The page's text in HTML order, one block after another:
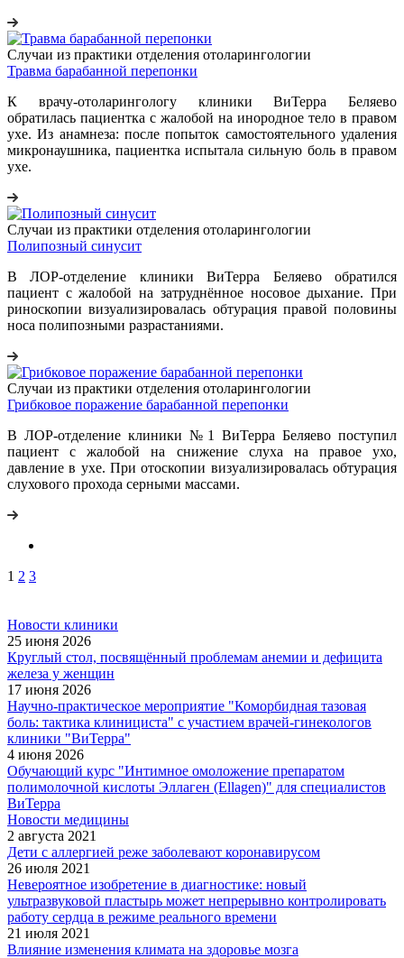
Случаи из практики отделения отоларингологии
Травма барабанной перепонки
К врачу-отоларингологу клиники ВиТерра Беляево
обратилась пациентка с жалобой на инородное тело в правом
ухе. Из анамнеза: после попыток самостоятельного удаления
микронаушника, пациентка испытала сильную боль в правом
ухе.
Случаи из практики отделения отоларингологии
Полипозный синусит
В ЛОР-отделение клиники ВиТерра Беляево обратился
пациент с жалобой на затруднённое носовое дыхание. При
риноскопии визуализировалась обтурация правой половины
носа полипозными разрастаниями.
Случаи из практики отделения отоларингологии
Грибковое поражение барабанной перепонки
В ЛОР-отделение клиники №1 ВиТерра Беляево поступил
пациент с жалобой на снижение слуха на правое ухо,
давление в ухе. При отоскопии визуализировалась обтурация
слухового прохода серными массами.
1 2 3
Новости клиники
25 июня 2026
Круглый стол, посвящённый проблемам анемии и дефицита
железа у женщин
17 июня 2026
Научно-практическое мероприятие "Коморбидная тазовая
боль: тактика клинициста" с участием врачей-гинекологов
клиники "ВиТерра"
4 июня 2026
Обучающий курс "Интимное омоложение препаратом
полимолочной кислоты Эллаген (Ellagen)" для специалистов
ВиТерра
Новости медицины
2 августа 2021
Дети с аллергией реже заболевают коронавирусом
26 июля 2021
Невероятное изобретение в диагностике: новый
ультразвуковой пластырь может непрерывно контролировать
работу сердца в режиме реального времени
21 июля 2021
Влияние изменения климата на здоровье мозга